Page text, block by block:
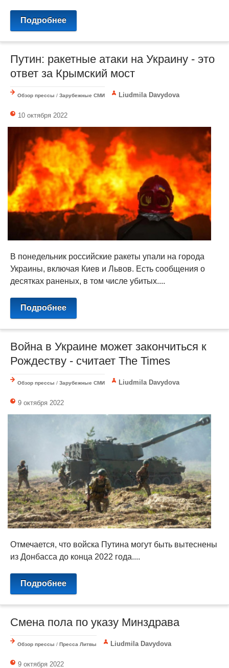
Подробнее
Путин: ракетные атаки на Украину - это
ответ за Крымский мост
Обзор прессы / Зарубежные СМИ Liudmila Davydova
10 октября 2022
В понедельник российские ракеты упали на города
Украины, включая Киев и Львов. Есть сообщения о
десятках раненых, в том числе убитых....
Подробнее
Война в Украине может закончиться к
Рождеству - считает The Times
Обзор прессы / Зарубежные СМИ Liudmila Davydova
9 октября 2022
Отмечается, что войска Путина могут быть вытеснены
из Донбасса до конца 2022 года....
Подробнее
Смена пола по указу Минздрава
Обзор прессы / Пресса Литвы Liudmila Davydova
9 октября 2022